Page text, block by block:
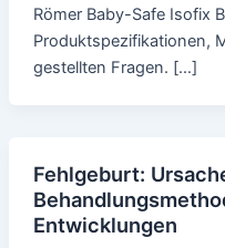
Römer Baby-Safe Isofix
Produktspezifikationen,
gestellten Fragen. […]
Fehlgeburt:
Entwicklungen